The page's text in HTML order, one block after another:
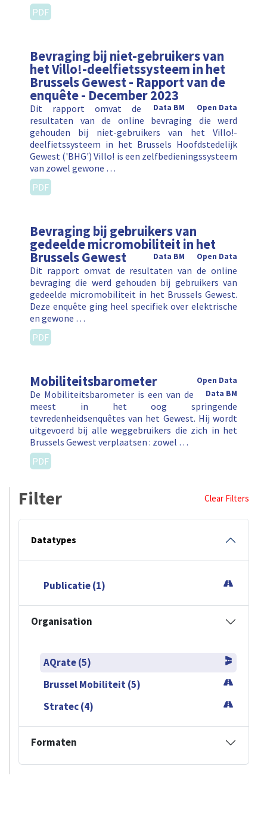
PDF
Bevraging bij niet-gebruikers van
het Villo!-deelfietssysteem in het
Brussels Gewest - Rapport van de
enquête - December 2023
Open Data
Data BM
Dit rapport omvat de
resultaten van de online bevraging die werd
gehouden bij niet-gebruikers van het Villo!-
deelfietssysteem in het Brussels Hoofdstedelijk
Gewest ('BHG') Villo! is een zelfbedieningssysteem
van zowel gewone …
PDF
Bevraging bij gebruikers van
gedeelde micromobiliteit in het
Brussels Gewest Open Data
Data BM
Dit rapport omvat de resultaten van de online
bevraging die werd gehouden bij gebruikers van
gedeelde micromobiliteit in het Brussels Gewest.
Deze enquête ging heel specifiek over elektrische
en gewone …
PDF
Mobiliteitsbarometer
Open Data
Data BM
De Mobiliteitsbarometer is een van de
meest in het oog springende
tevredenheidsenquêtes van het Gewest. Hij wordt
uitgevoerd bij alle weggebruikers die zich in het
Brussels Gewest verplaatsen : zowel …
PDF
Filter Clear Filters
Datatypes
Publicatie (1)
Organisation
AQrate (5)
Brussel Mobiliteit (5)
Stratec (4)
Formaten